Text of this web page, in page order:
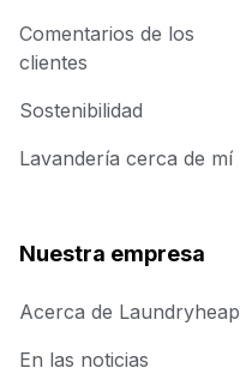
Comentarios de los
clientes
Sostenibilidad
Lavandería cerca de mí
Nuestra empresa
Acerca de Laundryheap
En las noticias